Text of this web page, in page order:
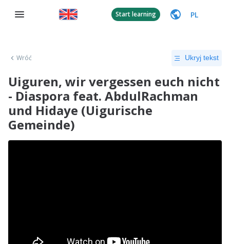
Start learning PL
Wróć Ukryj tekst
Uiguren, wir vergessen euch nicht
- Diaspora feat. AbdulRachman
und Hidaye (Uigurische
Gemeinde)